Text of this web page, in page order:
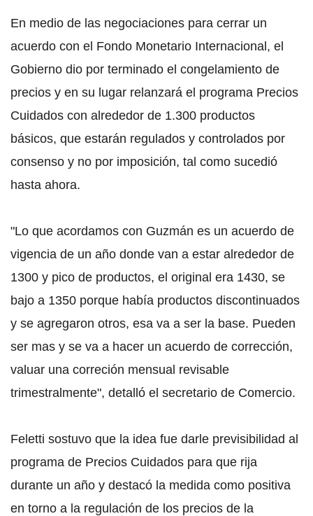
En medio de las negociaciones para cerrar un
acuerdo con el Fondo Monetario Internacional, el
Gobierno dio por terminado el congelamiento de
precios y en su lugar relanzará el programa Precios
Cuidados con alrededor de 1.300 productos
básicos, que estarán regulados y controlados por
consenso y no por imposición, tal como sucedió
hasta ahora.
"Lo que acordamos con Guzmán es un acuerdo de
vigencia de un año donde van a estar alrededor de
1300 y pico de productos, el original era 1430, se
bajo a 1350 porque había productos discontinuados
y se agregaron otros, esa va a ser la base. Pueden
ser mas y se va a hacer un acuerdo de corrección,
valuar una correción mensual revisable
trimestralmente", detalló el secretario de Comercio.
Feletti sostuvo que la idea fue darle previsibilidad al
programa de Precios Cuidados para que rija
durante un año y destacó la medida como positiva
en torno a la regulación de los precios de la